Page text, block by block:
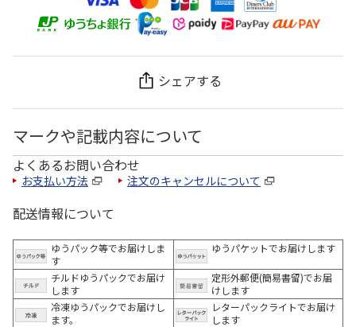
シェアする
マークや記載内容について
よくあるお問い合わせ
お支払い方法 注文のキャンセルについて
配送情報について
ゆうパック等でお届けしま
す
ゆうパケットでお届けします
チルドゆうパックでお届け
します
定形外郵便(簡易書留)でお届
けします
冷凍ゆうパックでお届けし
ます。
レターパックライトでお届け
します